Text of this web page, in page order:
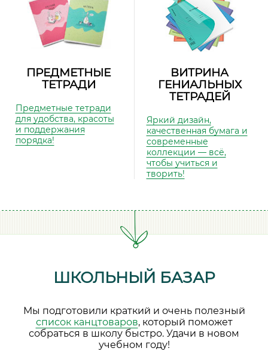
ПРЕДМЕТНЫЕ
ТЕТРАДИ
Предметные тетради
для удобства, красоты
и поддержания
порядка!
ВИТРИНА
ГЕНИАЛЬНЫХ
ТЕТРАДЕЙ
Яркий дизайн,
качественная бумага и
современные
коллекции — всё,
чтобы учиться и
творить!
ШКОЛЬНЫЙ БАЗАР
Мы подготовили краткий и очень полезный
список канцтоваров, который поможет
собраться в школу быстро. Удачи в новом
учебном году!